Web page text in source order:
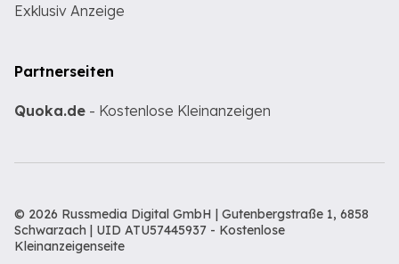
Exklusiv Anzeige
Partnerseiten
Quoka.de - Kostenlose Kleinanzeigen
© 2026 Russmedia Digital GmbH | Gutenbergstraße 1, 6858
Schwarzach | UID ATU57445937 - Kostenlose
Kleinanzeigenseite